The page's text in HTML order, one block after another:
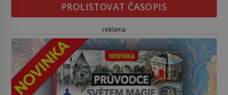
PROLISTOVAT ČASOPIS
reklama